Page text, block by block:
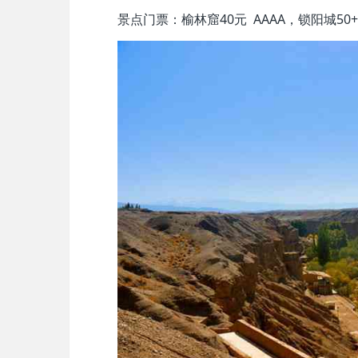
景点门票：榆林窟40元 AAAA，锁阳城